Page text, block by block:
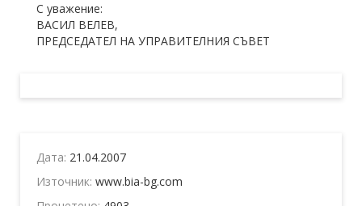
С уважение:
ВАСИЛ ВЕЛЕВ,
ПРЕДСЕДАТЕЛ НА УПРАВИТЕЛНИЯ СЪВЕТ
Дата: 21.04.2007
Източник: www.bia-bg.com